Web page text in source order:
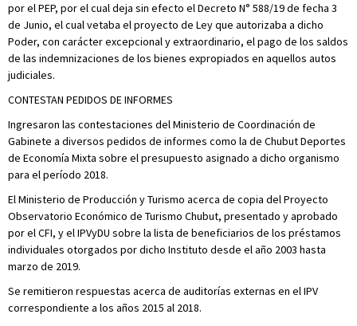
por el PEP, por el cual deja sin efecto el Decreto N° 588/19 de fecha 3
de Junio, el cual vetaba el proyecto de Ley que autorizaba a dicho
Poder, con carácter excepcional y extraordinario, el pago de los saldos
de las indemnizaciones de los bienes expropiados en aquellos autos
judiciales.
CONTESTAN PEDIDOS DE INFORMES
Ingresaron las contestaciones del Ministerio de Coordinación de
Gabinete a diversos pedidos de informes como la de Chubut Deportes
de Economía Mixta sobre el presupuesto asignado a dicho organismo
para el período 2018.
El Ministerio de Producción y Turismo acerca de copia del Proyecto
Observatorio Económico de Turismo Chubut, presentado y aprobado
por el CFI, y el IPVyDU sobre la lista de beneficiarios de los préstamos
individuales otorgados por dicho Instituto desde el año 2003 hasta
marzo de 2019.
Se remitieron respuestas acerca de auditorías externas en el IPV
correspondiente a los años 2015 al 2018.